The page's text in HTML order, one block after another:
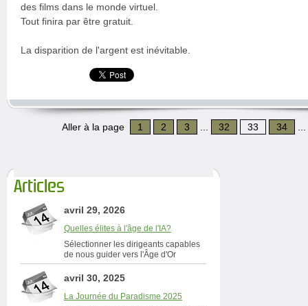
des films dans le monde virtuel.
Tout finira par être gratuit.
La disparition de l'argent est inévitable.
Aller à la page 1 2 3 32 33 34
Articles
avril 29, 2026
Quelles élites à l'âge de l'IA?
Sélectionner les dirigeants capables
de nous guider vers l'Âge d'Or
avril 30, 2025
La Journée du Paradisme 2025